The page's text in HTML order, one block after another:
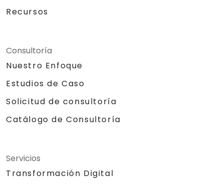
Recursos
Consultoría
Nuestro Enfoque
Estudios de Caso
Solicitud de consultoría
Catálogo de Consultoría
Servicios
Transformación Digital